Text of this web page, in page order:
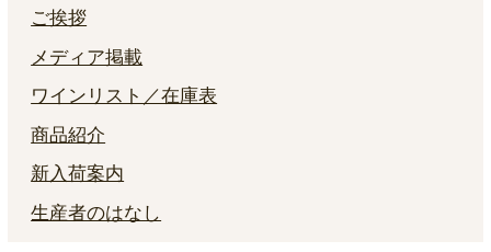
ご挨拶
メディア掲載
ワインリスト／在庫表
商品紹介
新入荷案内
生産者のはなし